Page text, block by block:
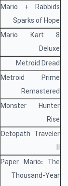
Mario + Rabbids
Sparks of Hope
Mario Kart 8
Deluxe
Metroid Dread
Metroid Prime
Remastered
Monster Hunter
Rise
Octopath Traveler
II
Paper Mario: The
Thousand-Year